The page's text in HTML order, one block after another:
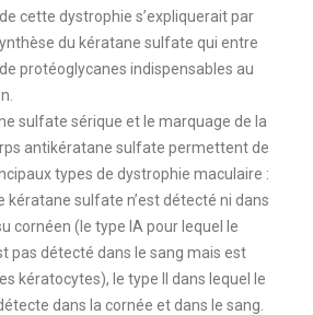
cette dystrophie s’expliquerait par
du kératane sulfate qui entre
protéoglycanes indispensables au
sulfate sérique et le marquage de la
antikératane sulfate permettent de
types de dystrophie maculaire :
kératane sulfate n’est détecté ni dans
cornéen (le type IA pour lequel le
pas détecté dans le sang mais est
kératocytes), le type II dans lequel le
dans la cornée et dans le sang.